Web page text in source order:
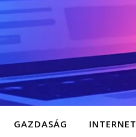
GAZDASÁG INTERNET